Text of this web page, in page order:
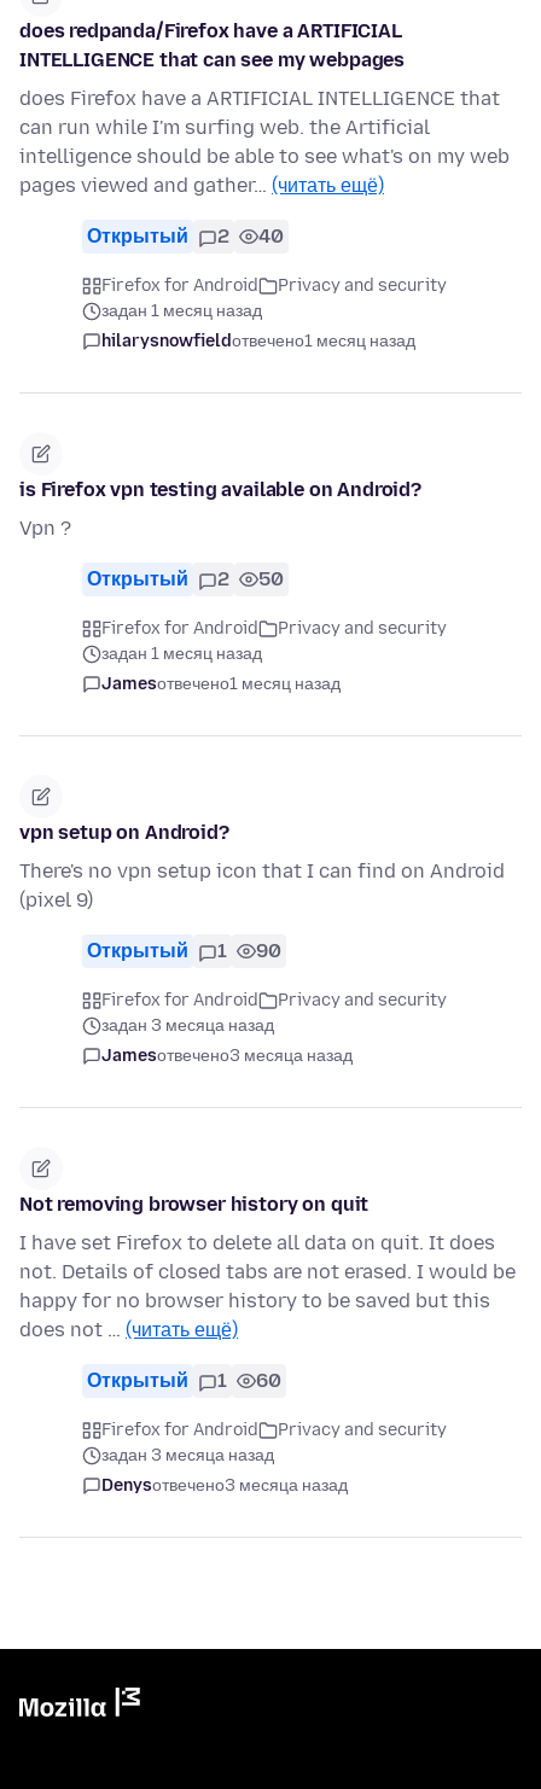
does redpanda/Firefox have a ARTIFICIAL
INTELLIGENCE that can see my webpages
does Firefox have a ARTIFICIAL INTELLIGENCE that
can run while I'm surfing web. the Artificial
intelligence should be able to see what's on my web
pages viewed and gather… (читать ещё)
Открытый 2 40
Firefox for Android
Privacy and security
задан 1 месяц назад
hilarysnowfieldотвечено1 месяц назад
is Firefox vpn testing available on Android?
Vpn ?
Открытый 2 50
Firefox for Android
Privacy and security
задан 1 месяц назад
Jamesотвечено1 месяц назад
vpn setup on Android?
There's no vpn setup icon that I can find on Android
(pixel 9)
Открытый 1 90
Firefox for Android
Privacy and security
задан 3 месяца назад
Jamesотвечено3 месяца назад
Not removing browser history on quit
I have set Firefox to delete all data on quit. It does
not. Details of closed tabs are not erased. I would be
happy for no browser history to be saved but this
does not … (читать ещё)
Открытый 1 60
Firefox for Android
Privacy and security
задан 3 месяца назад
Denysотвечено3 месяца назад